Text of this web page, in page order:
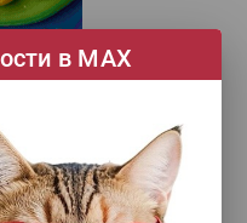
в МАХ